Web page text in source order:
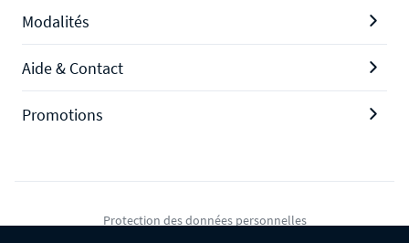
Modalités
Aide & Contact
Promotions
Protection des données personnelles